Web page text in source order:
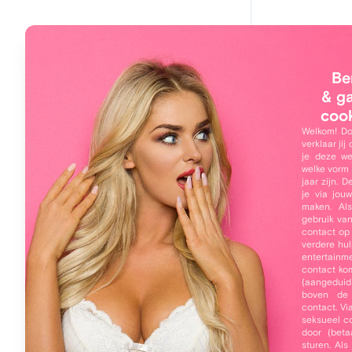
&
Welkom!
verklaar jij
je deze
welke
jaar zijn.
je via
maken.
gebruik
contact op
verdere
contact
boven de
contact.
seksueel
door
sturen.
Main navigation
Online leden
Mijn profiel
Inloggen
Gratis registreren
Wachtwoord vergeten
Over
Kippetje
Ben jij
Ik zal
echt,